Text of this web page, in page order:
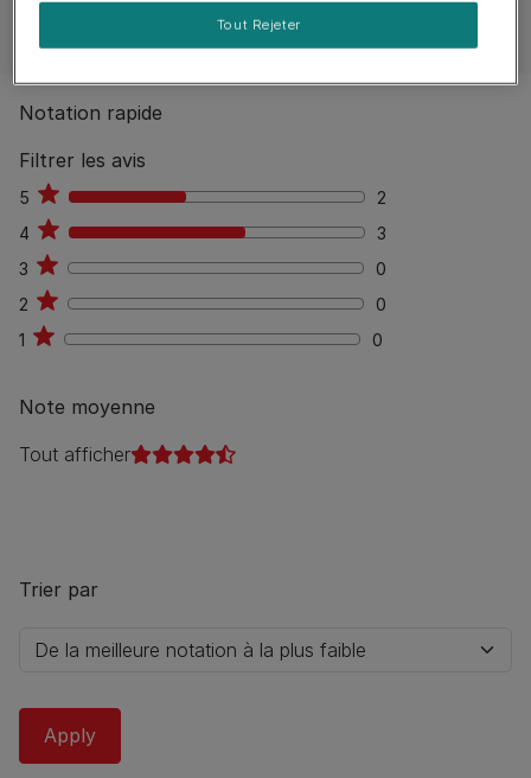
Notation rapide
Filtrer les avis
5 2
2
4
3
3
3
0
0
2
0
0
1
0 0
Note moyenne
Tout afficher
Trier par
Tout Rejeter